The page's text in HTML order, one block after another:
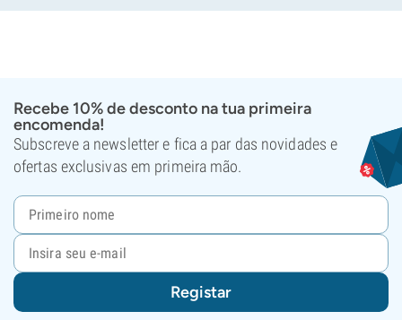
Recebe 10% de desconto na tua primeira
encomenda!
Subscreve a newsletter e fica a par das novidades e
ofertas exclusivas em primeira mão.
Registar